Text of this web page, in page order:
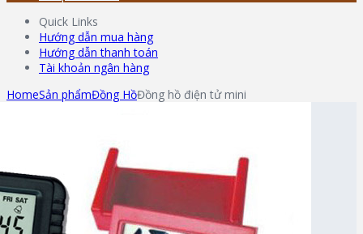
Quick Links
Hướng dẫn mua hàng
Hướng dẫn thanh toán
Tài khoản ngân hàng
HomeSản phẩmĐồng HồĐồng hồ điện tử mini